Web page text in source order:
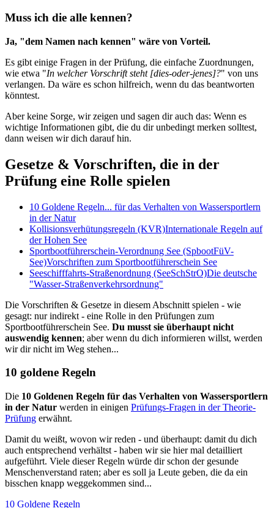
Muss ich die alle kennen?
Ja, "dem Namen nach kennen" wäre von Vorteil.
Es gibt einige Fragen in der Prüfung, die einfache Zuordnungen,
wie etwa "In welcher Vorschrift steht [dies-oder-jenes]?" von uns
verlangen. Da wäre es schon hilfreich, wenn du das beantworten
könntest.
Aber keine Sorge, wir zeigen und sagen dir auch das: Wenn es
wichtige Informationen gibt, die du dir unbedingt merken solltest,
dann weisen wir dich darauf hin.
Gesetze & Vorschriften, die in der
Prüfung eine Rolle spielen
10 Goldene Regeln... für das Verhalten von Wassersportlern
in der Natur
Kollisionsverhütungsregeln (KVR)Internationale Regeln auf
der Hohen See
Sportbootführerschein-Verordnung See (SpbootFüV-
See)Vorschriften zum Sportbootführerschein See
Seeschifffahrts-Straßenordnung (SeeSchStrO)Die deutsche
"Wasser-Straßenverkehrsordnung"
Die Vorschriften & Gesetze in diesem Abschnitt spielen - wie
gesagt: nur indirekt - eine Rolle in den Prüfungen zum
Sportbootführerschein See. Du musst sie überhaupt nicht
auswendig kennen; aber wenn du dich informieren willst, werden
wir dir nicht im Weg stehen...
10 goldene Regeln
Die 10 Goldenen Regeln für das Verhalten von Wassersportlern
in der Natur werden in einigen Prüfungs-Fragen in der Theorie-
Prüfung erwähnt.
Damit du weißt, wovon wir reden - und überhaupt: damit du dich
auch entsprechend verhältst - haben wir sie hier mal detailliert
aufgeführt. Viele dieser Regeln würde dir schon der gesunde
Menschenverstand raten; aber es soll ja Leute geben, die da ein
bisschen knapp weggekommen sind...
10 Goldene Regeln